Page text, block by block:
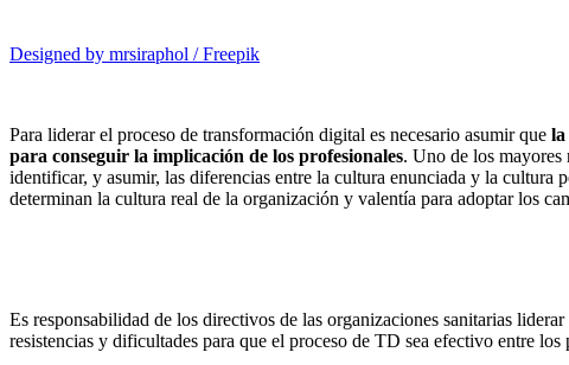
Designed by mrsiraphol / Freepik
Para liderar el proceso de transformación digital es necesario asumir que la
para conseguir la implicación de los profesionales. Uno de los mayores
identificar, y asumir, las diferencias entre la cultura enunciada y la cultura
determinan la cultura real de la organización y valentía para adoptar los
Es responsabilidad de los directivos de las organizaciones sanitarias
resistencias y dificultades para que el proceso de TD sea efectivo entre